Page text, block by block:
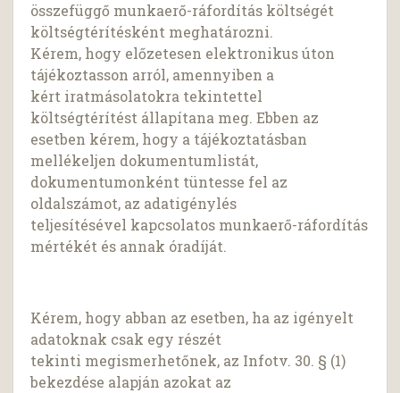
összefüggő munkaerő-ráfordítás költségét
költségtérítésként meghatározni.
Kérem, hogy előzetesen elektronikus úton
tájékoztasson arról, amennyiben a
kért iratmásolatokra tekintettel
költségtérítést állapítana meg. Ebben az
esetben kérem, hogy a tájékoztatásban
mellékeljen dokumentumlistát,
dokumentumonként tüntesse fel az
oldalszámot, az adatigénylés
teljesítésével kapcsolatos munkaerő-ráfordítás
mértékét és annak óradíját.
Kérem, hogy abban az esetben, ha az igényelt
adatoknak csak egy részét
tekinti megismerhetőnek, az Infotv. 30. § (1)
bekezdése alapján azokat az